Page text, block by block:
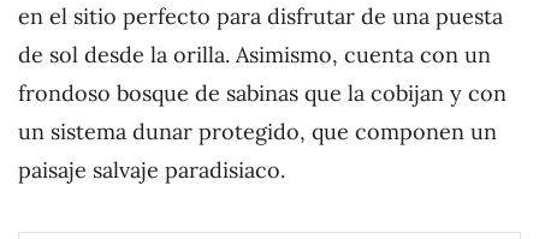
en el sitio perfecto para disfrutar de una puesta
de sol desde la orilla. Asimismo, cuenta con un
frondoso bosque de sabinas que la cobijan y con
un sistema dunar protegido, que componen un
paisaje salvaje paradisiaco.